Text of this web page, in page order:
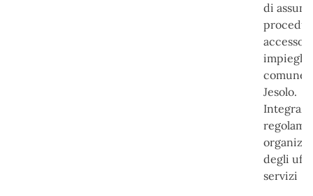
di
accesso
impieghi
comune
Jesolo.
degli
servizi